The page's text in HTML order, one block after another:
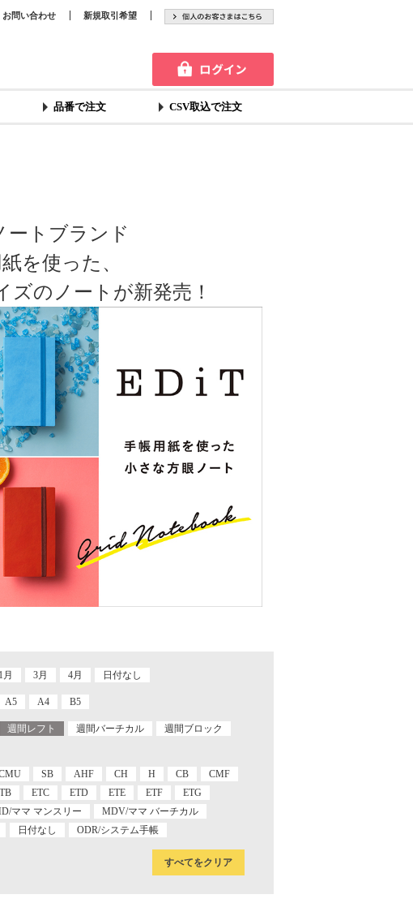
お問い合わせ 新規取引希望
品番で注文 CSV取込で注文
ートブランド
を使った、
のノートが新発売！
1月 3月 4月 日付なし
A5 A4 B5
週間レフト 週間バーチカル
週間ブロック
SB AHF CH H CB
CMF
ETC ETD ETE ETF
ETG
ママ マンスリー
MDV/ママ バーチカル
日付なし ODR/システム手帳
すべてをクリア